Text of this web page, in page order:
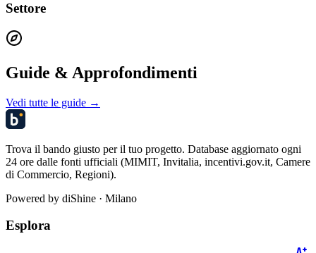
Settore
Guide & Approfondimenti
Vedi tutte le guide →
Trova il bando giusto per il tuo progetto. Database aggiornato ogni
24 ore dalle fonti ufficiali (MIMIT, Invitalia, incentivi.gov.it, Camere
di Commercio, Regioni).
Powered by diShine · Milano
Esplora